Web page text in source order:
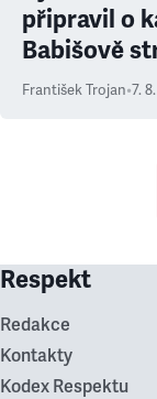
připravil o
Babišově
František Trojan•7.
Respekt
Redakce
Kontakty
Kodex Respektu